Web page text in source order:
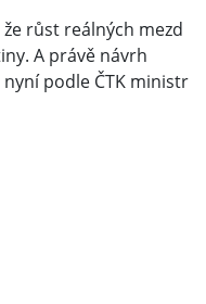
růst reálných mezd
A právě návrh
podle ČTK ministr